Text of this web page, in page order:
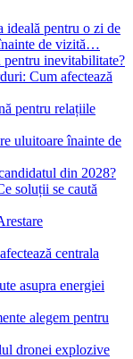
ideală pentru o zi de
de vizită…
inevitabilitate?
Cum afectează
pentru relațiile
uluitoare înainte de
din 2028?
soluții se caută
centrala
asupra energiei
alegem pentru
dronei explozive